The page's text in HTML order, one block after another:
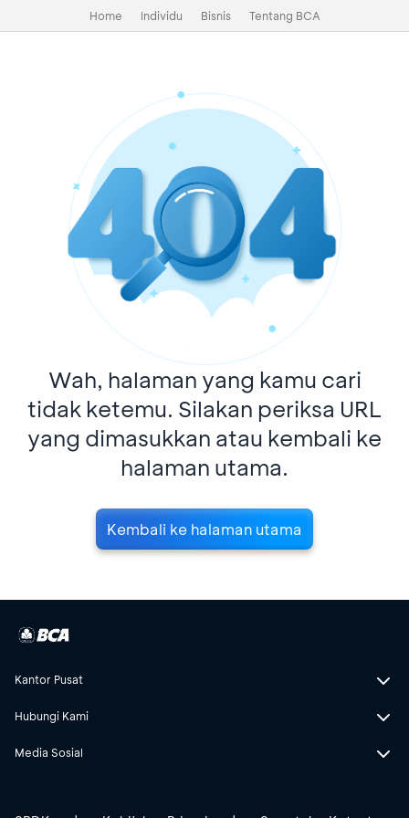
Home Individu Bisnis Tentang BCA
Wah, halaman yang kamu cari
tidak ketemu. Silakan periksa URL
yang dimasukkan atau kembali ke
halaman utama.
Kembali ke halaman utama
Kantor Pusat
Hubungi Kami
Media Sosial